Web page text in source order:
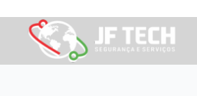
para
conteúdo